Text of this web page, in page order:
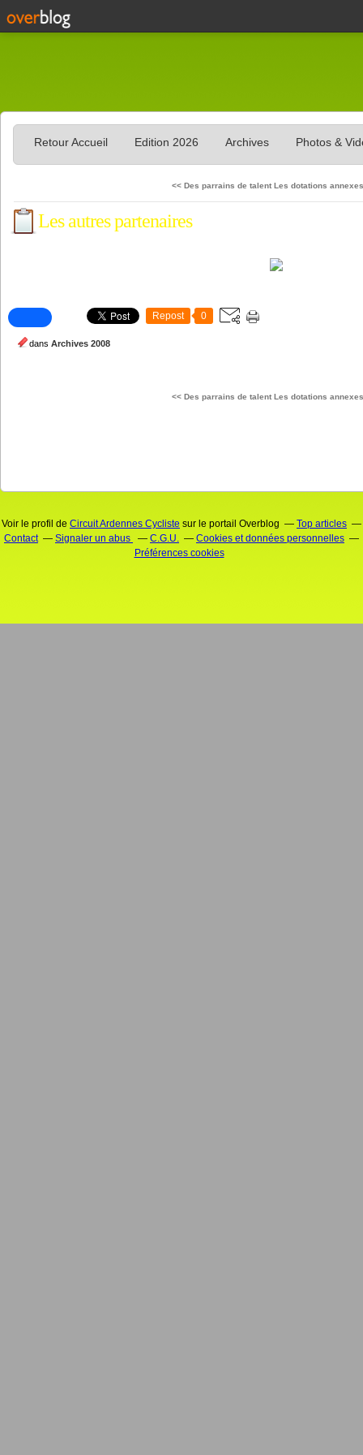
Retour Accueil Edition 2026 Archives Photos &
<< Des parrains de talent Les dotations
Les autres partenaires
Repost 0
dans Archives 2008
<< Des parrains de talent Les dotations
Voir le profil de Circuit Ardennes Cycliste sur le portail Overblog
Top articles
Contact
Signaler un abus C.G.U.
Cookies et données personnelles
Préférences cookies